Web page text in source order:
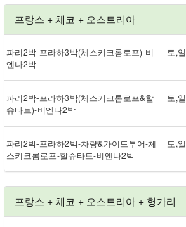
프랑스 + 체코 + 오스트리아
파리 2박 - 프라하 3박(체스키크롬로프) - 비
엔나 2박
토,일
파리 2박 - 프라하 3박(체스키크롬로프&할
슈타트) - 비엔나 2박
토,일
파리 2박 - 프라하 2박 - 차량&가이드투어 - 체
스키크롬로프 - 할슈타트 - 비엔나 2박
토,일
프랑스 + 체코 + 오스트리아 + 헝가리